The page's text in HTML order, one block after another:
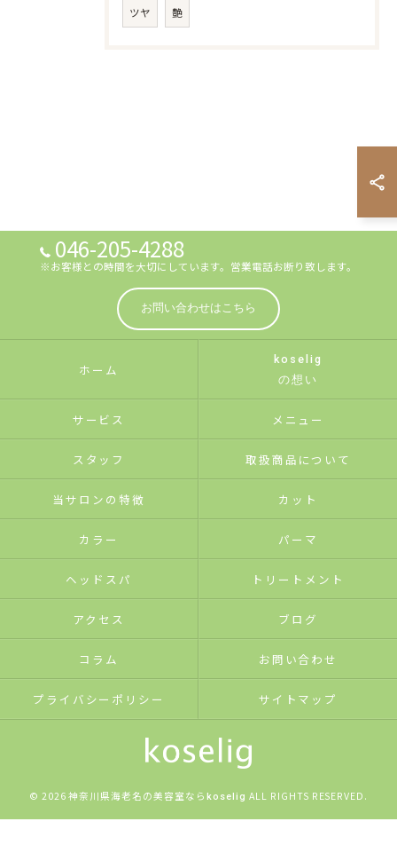
ツヤ 艶
046-205-4288
※お客様との時間を大切にしています。営業電話お断り致します。
お問い合わせはこちら
ホーム
koselig
の想い
サービス メニュー
スタッフ 取扱商品について
当サロンの特徴 カット
カラー パーマ
ヘッドスパ トリートメント
アクセス ブログ
コラム お問い合わせ
プライバシーポリシー サイトマップ
© 2026 神奈川県海老名の美容室ならkoselig ALL RIGHTS RESERVED.